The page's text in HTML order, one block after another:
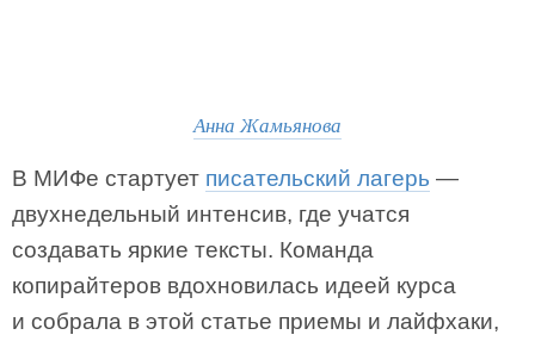
Анна Жамьянова
В МИФе стартует писательский лагерь —
двухнедельный интенсив, где учатся
создавать яркие тексты. Команда
копирайтеров вдохновилась идеей курса
и собрала в этой статье приемы и лайфхаки,